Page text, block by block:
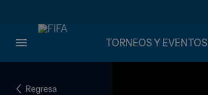
TORNEOS Y EVENTOS
Regresa